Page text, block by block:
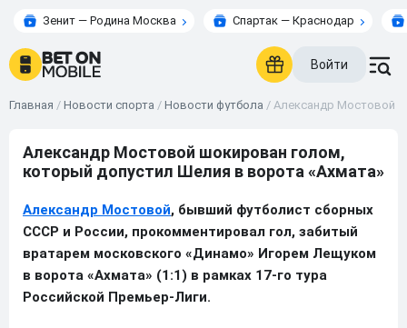
Зенит — Родина Москва Спартак — Краснодар
Войти
Главная / Новости спорта / Новости футбола / Александр Мостовой
Александр Мостовой шокирован голом,
который допустил Шелия в ворота «Ахмата»
Александр Мостовой, бывший футболист сборных
СССР и России, прокомментировал гол, забитый
вратарем московского «Динамо» Игорем Лещуком
в ворота «Ахмата» (1:1) в рамках 17-го тура
Российской Премьер-Лиги.